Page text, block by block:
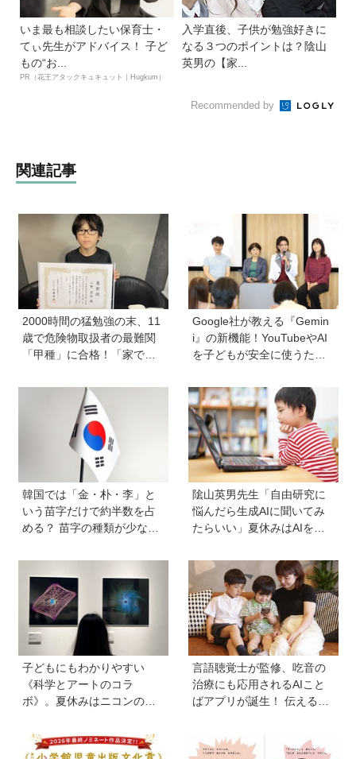
いま最も相談したい保育士・
てぃ先生がアドバイス！ 子ど
もの“お...
PR（花王アタックキュキュット｜Hugkum）
入学直後、子供が勉強好きに
なる３つのポイントは？陰山
英男の【家...
Recommended by
関連記事
2000時間の猛勉強の末、11
歳で危険物取扱者の最難関
「甲種」に合格！「家で両
もやらなきゃと思った」
Google社が教える『Gemin
i』の新機能！YouTubeやAI
を子どもが安全に使うため
教育チャンネルなど、家庭
で使うポイントとは？
韓国では「金・朴・李」と
いう苗字だけで約半数を占
める？ 苗字の種類が少ない
際問題】
隂山英男先生「自由研究に
悩んだら生成AIに聞いてみ
たらいい」夏休みはAIを活
今しかできないことをして
ほしい
子どもにもわかりやすい
《科学とアートのコラ
ボ》。夏休みはニコンの特
へ！【高校生以下無料】
言語聴覚士が監修、吃音の
治療にも応用されるAIこと
ばアプリが誕生！ 伝える力
める「ことたね」の魅力と
は